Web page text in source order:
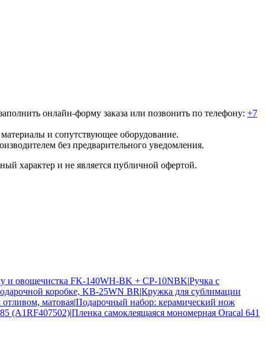
онлайн-форму заказа или позвонить по телефону: +7
и сопутствующее оборудование.
без предварительного уведомления.
характер и не является публичной офертой.
и овощечистка FK-140WH-BK + CP-10NBK|Ручка с
коробке, KB-25WN BR|Кружка для сублимации
матовая|Подарочный набор: керамический нож
(A1RF407502)|Пленка самоклеящаяся мономерная Oracal 641